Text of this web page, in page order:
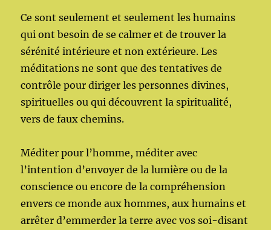
Ce sont seulement et seulement les humains
qui ont besoin de se calmer et de trouver la
sérénité intérieure et non extérieure. Les
méditations ne sont que des tentatives de
contrôle pour diriger les personnes divines,
spirituelles ou qui découvrent la spiritualité,
vers de faux chemins.
Méditer pour l’homme, méditer avec
l’intention d’envoyer de la lumière ou de la
conscience ou encore de la compréhension
envers ce monde aux hommes, aux humains et
arrêter d’emmerder la terre avec vos soi-disant